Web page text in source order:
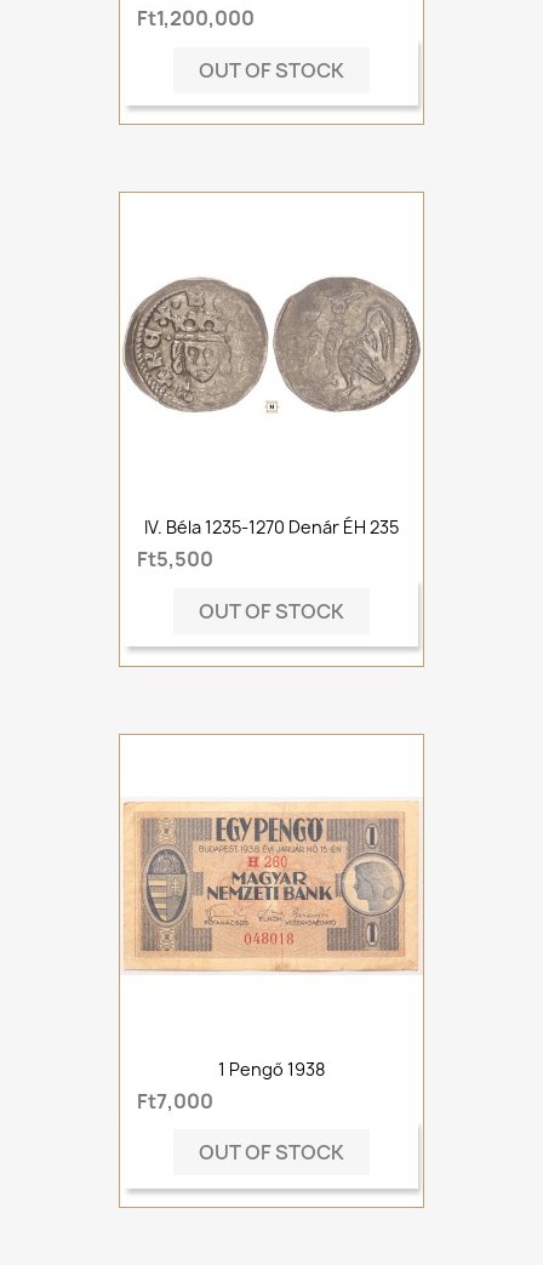
Ft1,200,000
OUT OF STOCK
IV. Béla 1235-1270 Denár ÉH 235
Ft5,500
OUT OF STOCK
1 Pengő 1938
Ft7,000
OUT OF STOCK